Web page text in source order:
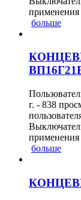
применения
больше
г. - 838
применения
больше